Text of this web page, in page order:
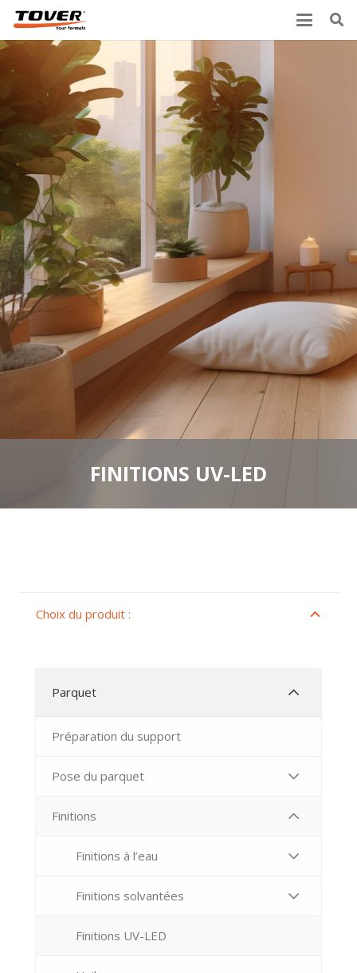
FINITIONS UV-LED
Choix du produit :
Parquet
Préparation du support
Pose du parquet
Finitions
Finitions à l’eau
Finitions solvantées
Finitions UV-LED